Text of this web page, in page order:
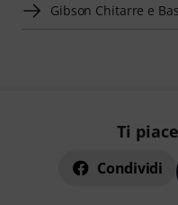
Gibson Chitarre e
Ti
Condividi